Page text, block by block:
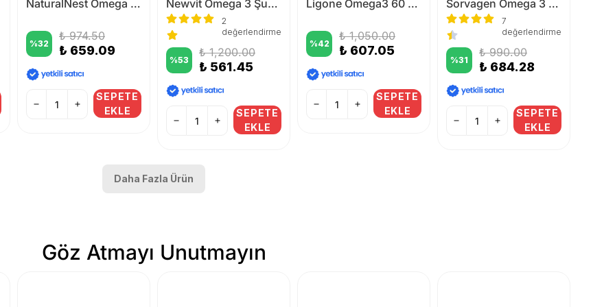
NaturalNest Omega 3 1200 mg 60 Kapsül
%32
₺ 974.50
₺ 659.09
SEPETE
EKLE
Newvit Omega 3 Şurup 150 ml
2
değerlendirme
%53
₺ 1,200.00
₺ 561.45
SEPETE
EKLE
Ligone Omega3 60 Softgel
%42
₺ 1,050.00
₺ 607.05
SEPETE
EKLE
Sorvagen Omega 3 Plus Norveç Balık Yağı 60 Kapsül
7
değerlendirme
%31
₺ 990.00
₺ 684.28
SEPETE
EKLE
Daha Fazla Ürün
Göz Atmayı Unutmayın